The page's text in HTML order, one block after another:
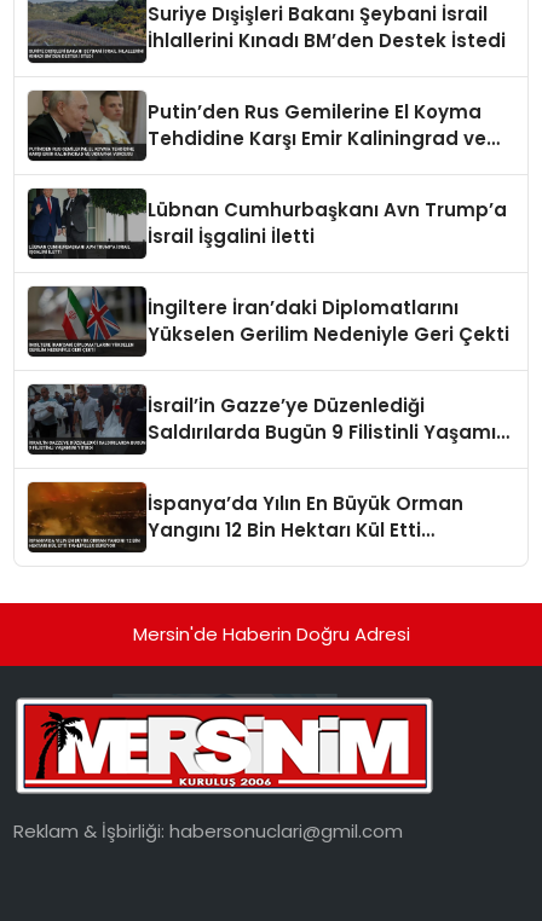
Suriye Dışişleri Bakanı Şeybani İsrail
İhlallerini Kınadı BM’den Destek İstedi
Putin’den Rus Gemilerine El Koyma
Tehdidine Karşı Emir Kaliningrad ve
Lübnan Cumhurbaşkanı Avn Trump’a
İsrail İşgalini İletti
İngiltere İran’daki Diplomatlarını
Yükselen Gerilim Nedeniyle Geri Çekti
İsrail’in Gazze’ye Düzenlediği
Saldırılarda Bugün 9 Filistinli Yaşamını
İspanya’da Yılın En Büyük Orman
Yangını 12 Bin Hektarı Kül Etti
Mersin'de Haberin Doğru Adresi
Reklam & İşbirliği:habersonuclari@gmil.com